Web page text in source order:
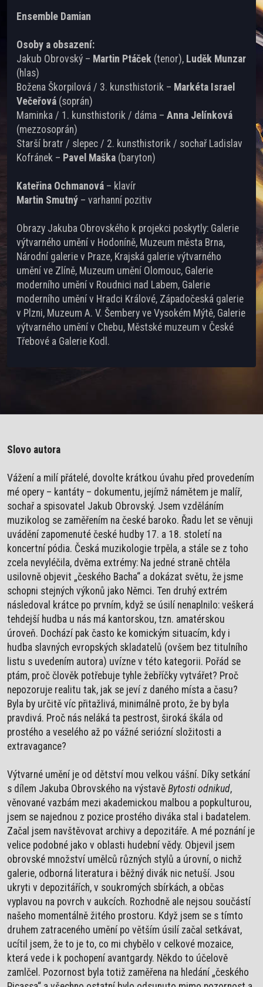
Ensemble Damian
Osoby a obsazení:
Jakub Obrovský – Martin Ptáček (tenor), Luděk Munzar
(hlas)
Božena Škorpilová / 3. kunsthistorik – Markéta Israel
Večeřová (soprán)
Maminka / 1. kunsthistorik / dáma – Anna Jelínková
(mezzosoprán)
Starší bratr / slepec / 2. kunsthistorik / sochař Ladislav
Kofránek – Pavel Maška (baryton)
Kateřina Ochmanová – klavír
Martin Smutný – varhanní pozitiv
Obrazy Jakuba Obrovského k projekci poskytly: Galerie
výtvarného umění v Hodoníně, Muzeum města Brna,
Národní galerie v Praze, Krajská galerie výtvarného
umění ve Zlíně, Muzeum umění Olomouc, Galerie
moderního umění v Roudnici nad Labem, Galerie
moderního umění v Hradci Králové, Západočeská galerie
v Plzni, Muzeum A. V. Šembery ve Vysokém Mýtě, Galerie
výtvarného umění v Chebu, Městské muzeum v České
Třebové a Galerie Kodl.
Slovo autora
Vážení a milí přátelé, dovolte krátkou úvahu před provedením
mé opery – kantáty – dokumentu, jejímž námětem je malíř,
sochař a spisovatel Jakub Obrovský. Jsem vzděláním
muzikolog se zaměřením na české baroko. Řadu let se věnuji
uvádění zapomenuté české hudby 17. a 18. století na
koncertní pódia. Česká muzikologie trpěla, a stále se z toho
zcela nevyléčila, dvěma extrémy: Na jedné straně chtěla
usilovně objevit „českého Bacha“ a dokázat světu, že jsme
schopni stejných výkonů jako Němci. Ten druhý extrém
následoval krátce po prvním, když se úsilí nenaplnilo: veškerá
tehdejší hudba u nás má kantorskou, tzn. amatérskou
úroveň. Dochází pak často ke komickým situacím, kdy i
hudba slavných evropských skladatelů (ovšem bez titulního
listu s uvedením autora) uvízne v této kategorii. Pořád se
ptám, proč člověk potřebuje tyhle žebříčky vytvářet? Proč
nepozoruje realitu tak, jak se jeví z daného místa a času?
Byla by určitě víc přitažlivá, minimálně proto, že by byla
pravdivá. Proč nás neláká ta pestrost, široká škála od
prostého a veselého až po vážné seriózní složitosti a
extravagance?
Výtvarné umění je od dětství mou velkou vášní. Díky setkání
s dílem Jakuba Obrovského na výstavě Bytosti odnikud,
věnované vazbám mezi akademickou malbou a popkulturou,
jsem se najednou z pozice prostého diváka stal i badatelem.
Začal jsem navštěvovat archivy a depozitáře. A mé poznání je
velice podobné jako v oblasti hudební vědy. Objevil jsem
obrovské množství umělců různých stylů a úrovní, o nichž
galerie, odborná literatura i běžný divák nic netuší. Jsou
ukryti v depozitářích, v soukromých sbírkách, a občas
vyplavou na povrch v aukcích. Rozhodně ale nejsou součástí
našeho momentálně žitého prostoru. Když jsem se s tímto
druhem zatraceného umění po větším úsilí začal setkávat,
ucítil jsem, že to je to, co mi chybělo v celkové mozaice,
která vede i k pochopení avantgardy. Někdo to účelově
zamlčel. Pozornost byla totiž zaměřena na hledání „českého